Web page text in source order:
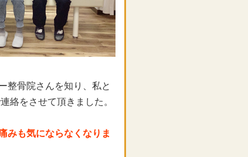
整骨院さんを知り、私と
絡をさせて頂きました。
みも気にならなくなりま